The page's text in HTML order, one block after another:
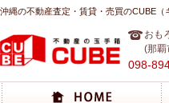
沖縄の不動産査定・賃貸・売買のCUBE（
おも
(那覇
098-